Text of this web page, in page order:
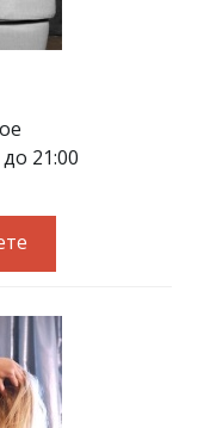
до 21:00